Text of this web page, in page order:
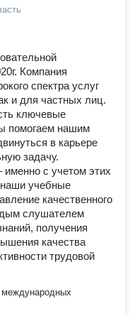
Компания
спектра услуг
и для частных лиц.
ключевые
помогаем нашим
в карьере
задачу.
с учетом этих
учебные
качественного
слушателем
получения
качества
трудовой
международных